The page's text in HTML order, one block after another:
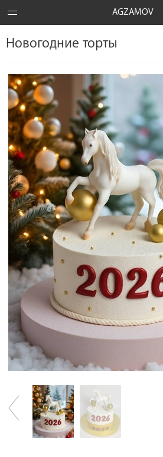
AGZAMOV
Новогодние торты